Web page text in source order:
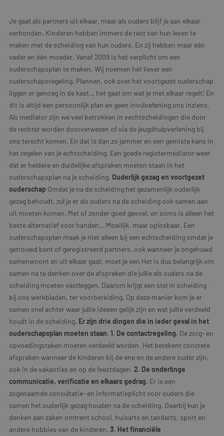
Je gaat als partners uit elkaar, maar als ouders blijf je aan elkaar
verbonden. Kinderen hebben immers de rest van hun leven te
maken met de scheiding van hun ouders. En zij hebben maar één
vader en één moeder. Vanaf 2009 is het verplicht om een
ouderschapsplan te maken. Wij noemen het liever een
ouderschapsregeling. Plannen, ook over het voortgezet ouderschap
liggen er genoeg in de kast… het gaat om wat je met elkaar regelt! En
dit is altijd een persoonlijk plan en geen invuloefening ons inziens.
Als mediator zijn we veel betrokken in vechtscheidingen die door
de rechter worden doorverwezen of via de jeugdhulpverlening bij
ons terecht komen. En dat is dan zo jammer en een gemiste kans in
het regelen van je echtscheiding. Een goede registermediator weet
dat er heldere en duidelijke afspraken moeten staan in het
ouderschapsplan na je scheiding. Ouderlijk gezag en voortgezet
ouderschap Omdat je na de scheiding het gezamenlijk ouderlijk
gezag behoudt, zul je er als ouders na de scheiding ook samen aan
uit moeten komen. Met of zonder goed gevoel, en soms is alleen het
beste alternatief voor handen… Moeilijk, maar oplosbaar. Een
ouderschapsplan maak je niet alleen bij een echtscheiding omdat je
getrouwd bent of geregistreerd partners, ook wanneer je ongehuwd
samenwoont en uit elkaar gaat, moet je een Het is dus belangrijk om
samen na te denken over de afspraken die jullie als ouders na de
scheiding moeten vastleggen. Daarom krijgt een stel in scheiding
bij ons werkbladen, ter voorbereiding. Op deze manier kom je er
samen snel achter waar jullie ideeen gelijk zijn en wat jullie verdeeld
houdt in de scheiding. Er zijn drie dingen die in ieder geval in het
ouderschapsplan moeten staan. 1. De contactregeling. De zorg- en
opvoedingstaken moeten verdeeld worden. Het betekent concrete
afspraken wanneer de kinderen bij de ene en de andere ouder zijn,
ook in de vakanties en op de feestdagen. 2. De onderlinge
communicatie, verificatie en elkaars gedrag. Er is een
zogenaamde consultatie- en informatieplicht voor ouders die
samen het ouderlijk gezag houden na de scheiding. Daarbij kun je
denken aan zaken omtrent school, huisarts en tandarts, sport en
andere hobbies van de kinderen. 3. Het financiële